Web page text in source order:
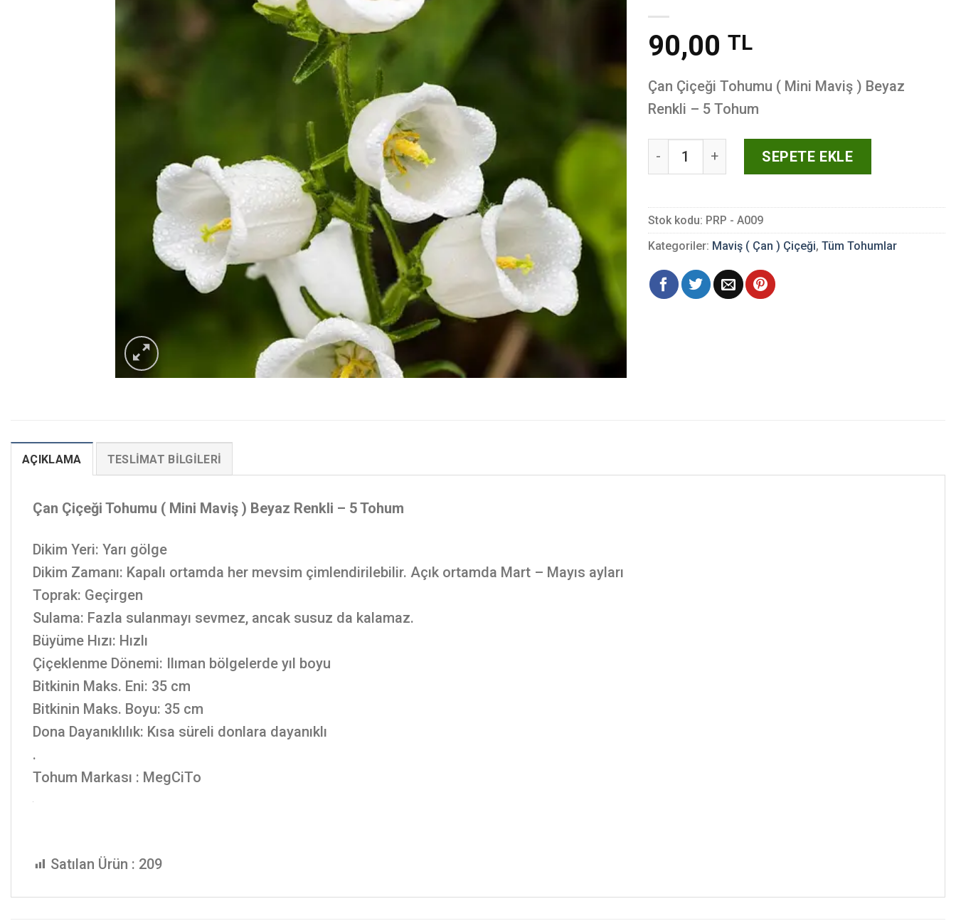
90,00 TL
Çan Çiçeği Tohumu ( Mini Maviş ) Beyaz
Renkli – 5 Tohum
Çan Çiçeği Tohumu ( Mini Maviş ) Beyaz Renkli - 5
SEPETE EKLE
Stok kodu: PRP - A009
Kategoriler: Maviş ( Çan ) Çiçeği, Tüm Tohumlar
AÇIKLAMA TESLIMAT BILGILERI
Çan Çiçeği Tohumu ( Mini Maviş ) Beyaz Renkli – 5 Tohum
Dikim Yeri: Yarı gölge
Dikim Zamanı: Kapalı ortamda her mevsim çimlendirilebilir. Açık ortamda Mart – Mayıs ayları
Toprak: Geçirgen
Sulama: Fazla sulanmayı sevmez, ancak susuz da kalamaz.
Büyüme Hızı: Hızlı
Çiçeklenme Dönemi: Ilıman bölgelerde yıl boyu
Bitkinin Maks. Eni: 35 cm
Bitkinin Maks. Boyu: 35 cm
Dona Dayanıklılık: Kısa süreli donlara dayanıklı
.
Tohum Markası : MegCiTo
Satılan Ürün : 209